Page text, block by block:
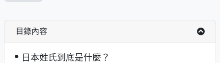
目錄內容
日本姓氏到底是什麼？